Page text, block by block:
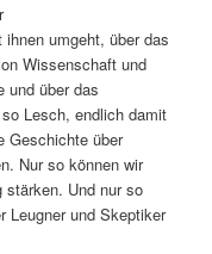
umgeht, über das
Wissenschaft und
und über das
Lesch, endlich damit
Geschichte über
Nur so können wir
stärken. Und nur so
Leugner und Skeptiker